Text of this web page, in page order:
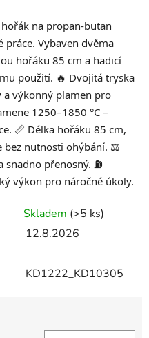
na propan-butan
práce. Vybaven dvěma
hořáku 85 cm a hadicí
použití. 🔥 Dvojitá tryska
a výkonný plamen pro
1250–1850 °C –
📏 Délka hořáku 85 cm,
bez nutnosti ohýbání. ⚖️
přenosný. ⛽
výkon pro náročné úkoly.
Skladem (>5 ks)
12.8.2026
KD1222_KD10305